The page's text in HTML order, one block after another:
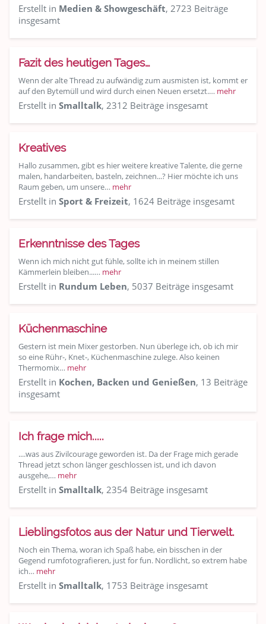
Erstellt in Medien & Showgeschäft, 2723 Beiträge
insgesamt
Fazit des heutigen Tages…
Wenn der alte Thread zu aufwändig zum ausmisten ist, kommt er
auf den Bytemüll und wird durch einen Neuen ersetzt.… mehr
Erstellt in Smalltalk, 2312 Beiträge insgesamt
Kreatives
Hallo zusammen, gibt es hier weitere kreative Talente, die gerne
malen, handarbeiten, basteln, zeichnen...? Hier möchte ich uns
Raum geben, um unsere… mehr
Erstellt in Sport & Freizeit, 1624 Beiträge insgesamt
Erkenntnisse des Tages
Wenn ich mich nicht gut fühle, sollte ich in meinem stillen
Kämmerlein bleiben...… mehr
Erstellt in Rundum Leben, 5037 Beiträge insgesamt
Küchenmaschine
Gestern ist mein Mixer gestorben. Nun überlege ich, ob ich mir
so eine Rühr-, Knet-, Küchenmaschine zulege. Also keinen
Thermomix… mehr
Erstellt in Kochen, Backen und Genießen, 13 Beiträge
insgesamt
Ich frage mich.....
....was aus Zivilcourage geworden ist. Da der Frage mich gerade
Thread jetzt schon länger geschlossen ist, und ich davon
ausgehe,… mehr
Erstellt in Smalltalk, 2354 Beiträge insgesamt
Lieblingsfotos aus der Natur und Tierwelt.
Noch ein Thema, woran ich Spaß habe, ein bisschen in der
Gegend rumfotografieren, just for fun. Nordlicht, so extrem habe
ich… mehr
Erstellt in Smalltalk, 1753 Beiträge insgesamt